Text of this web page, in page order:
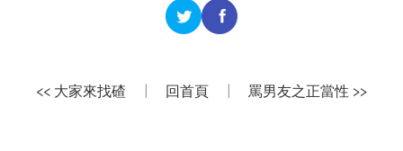
<< 大家來找碴 回首頁 罵男友之正當性 >>